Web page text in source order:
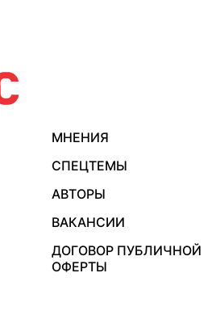
МНЕНИЯ
СПЕЦТЕМЫ
АВТОРЫ
ВАКАНСИИ
ДОГОВОР ПУБЛИЧНОЙ
ОФЕРТЫ